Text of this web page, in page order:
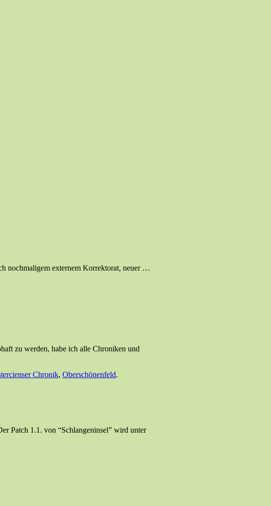
nochmaligem externem Korrektorat, neuer …
zu werden, habe ich alle Chroniken und
Chronik, Oberschönenfeld.
Patch 1.1. von “Schlangeninsel” wird unter